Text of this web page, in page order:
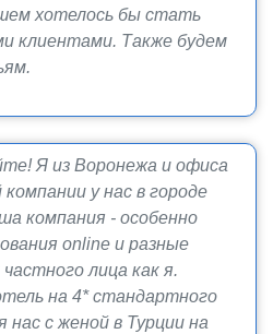
хотелось бы стать
клиентами. Также будем
Я из Воронежа и офиса
у нас в городе
компания - особенно
online и разные
лица как я.
на 4* стандартного
с женой в Турции на